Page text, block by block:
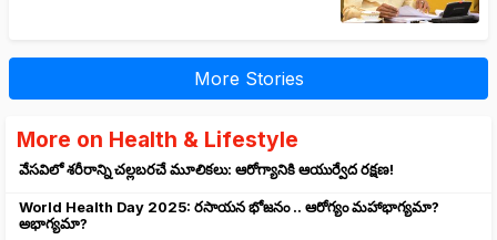
More Stories
More on Health & Lifestyle
వేసవిలో శరీరాన్ని చల్లబరచే మూలికలు: ఆరోగ్యానికి ఆయుర్వేద రక్షణ!
World Health Day 2025: రసాయన భోజనం .. ఆరోగ్యం మహాభాగ్యమా?
అభాగ్యమా?